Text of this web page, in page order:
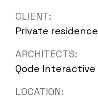
CLIENT:
Private residence
ARCHITECTS:
Qode Interactive
LOCATION: